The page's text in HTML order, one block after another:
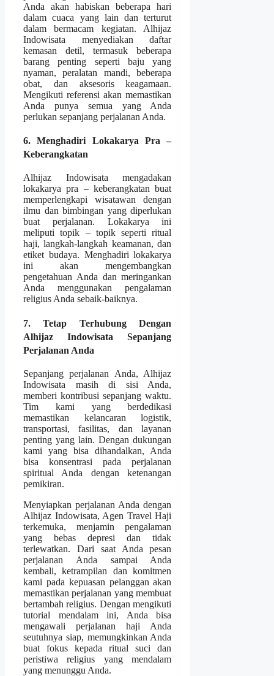
Anda akan habiskan beberapa hari
dalam cuaca yang lain dan terturut
dalam bermacam kegiatan. Alhijaz
Indowisata menyediakan daftar
kemasan detil, termasuk beberapa
barang penting seperti baju yang
nyaman, peralatan mandi, beberapa
obat, dan aksesoris keagamaan.
Mengikuti referensi akan memastikan
Anda punya semua yang Anda
perlukan sepanjang perjalanan Anda.
6. Menghadiri Lokakarya Pra –
Keberangkatan
Alhijaz Indowisata mengadakan
lokakarya pra – keberangkatan buat
memperlengkapi wisatawan dengan
ilmu dan bimbingan yang diperlukan
buat perjalanan. Lokakarya ini
meliputi topik – topik seperti ritual
haji, langkah-langkah keamanan, dan
etiket budaya. Menghadiri lokakarya
ini akan mengembangkan
pengetahuan Anda dan meringankan
Anda menggunakan pengalaman
religius Anda sebaik-baiknya.
7. Tetap Terhubung Dengan
Alhijaz Indowisata Sepanjang
Perjalanan Anda
Sepanjang perjalanan Anda, Alhijaz
Indowisata masih di sisi Anda,
memberi kontribusi sepanjang waktu.
Tim kami yang berdedikasi
memastikan kelancaran logistik,
transportasi, fasilitas, dan layanan
penting yang lain. Dengan dukungan
kami yang bisa dihandalkan, Anda
bisa konsentrasi pada perjalanan
spiritual Anda dengan ketenangan
pemikiran.
Menyiapkan perjalanan Anda dengan
Alhijaz Indowisata, Agen Travel Haji
terkemuka, menjamin pengalaman
yang bebas depresi dan tidak
terlewatkan. Dari saat Anda pesan
perjalanan Anda sampai Anda
kembali, ketrampilan dan komitmen
kami pada kepuasan pelanggan akan
memastikan perjalanan yang membuat
bertambah religius. Dengan mengikuti
tutorial mendalam ini, Anda bisa
mengawali perjalanan haji Anda
seutuhnya siap, memungkinkan Anda
buat fokus kepada ritual suci dan
peristiwa religius yang mendalam
yang menunggu Anda.